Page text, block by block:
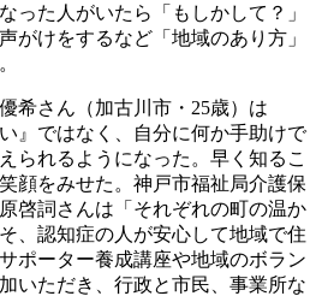
った人がいたら「もしかして？」
がけをするなど「地域のあり方」
希さん（加古川市・25歳）は
』ではなく、自分に何か手助けで
られるようになった。早く知るこ
顔をみせた。神戸市福祉局介護保
啓詞さんは「それぞれの町の温か
、認知症の人が安心して地域で住
ポーター養成講座や地域のボラン
いただき、行政と市民、事業所な